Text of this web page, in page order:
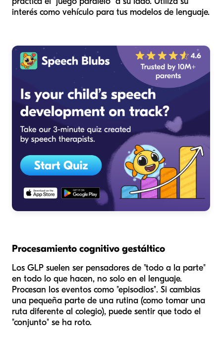
interés como vehículo para tus modelos de lenguaje.
Procesamiento cognitivo gestáltico
Los GLP suelen ser pensadores de "todo a la parte"
en todo lo que hacen, no solo en el lenguaje.
Procesan los eventos como "episodios". Si cambias
una pequeña parte de una rutina (como tomar una
ruta diferente al colegio), puede sentir que todo el
"conjunto" se ha roto.